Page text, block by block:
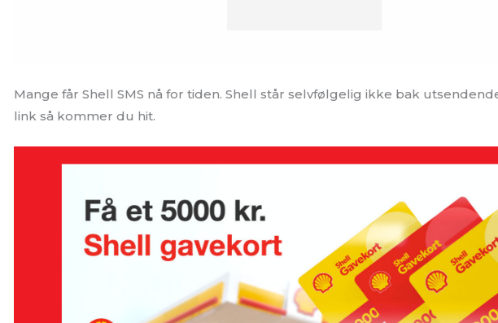
Mange får Shell SMS nå for tiden. Shell står selvfølgelig ikke bak
link så kommer du hit.